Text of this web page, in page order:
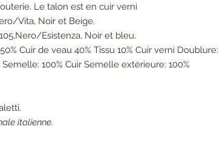
Le talon est en cuir verni
Vita, Noir et Beige.
Esistenza, Noir et bleu.
Cuir de veau 40% Tissu 10% Cuir verni Doublure:
100% Cuir Semelle extérieure: 100%
italienne.